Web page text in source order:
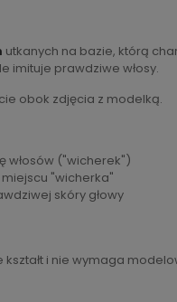
utkanych na bazie, którą
imituje prawdziwe włosy.
obok zdjęcia z modelką.
włosów ("wicherek")
miejscu "wicherka"
skóry głowy
kształt i nie wymaga